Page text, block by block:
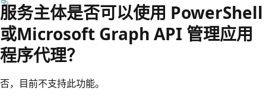
服务主体是否可以使用 PowerShell
或Microsoft Graph API 管理应用
程序代理？
否，目前不支持此功能。